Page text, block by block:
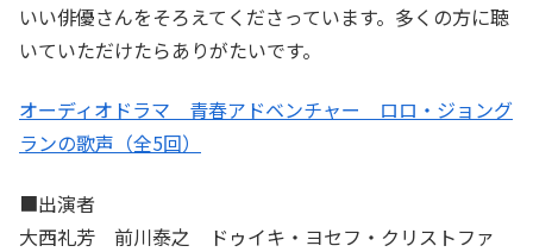
いい俳優さんをそろえてくださっています。多くの方に聴
いていただけたらありがたいです。
オーディオドラマ 青春アドベンチャー ロロ・ジョング
ランの歌声（全5回）
■出演者
大西礼芳 前川泰之 ドゥイキ・ヨセフ・クリストファ